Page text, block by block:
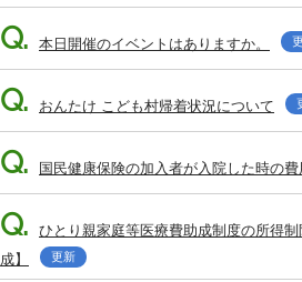
Q. 本日開催のイベントはありますか。
Q. おんたけ こども村帰着状況について
Q. 国民健康保険の加入者が入院した時の
Q.
ひとり親家庭等医療費助成制度の所得
成】
更新